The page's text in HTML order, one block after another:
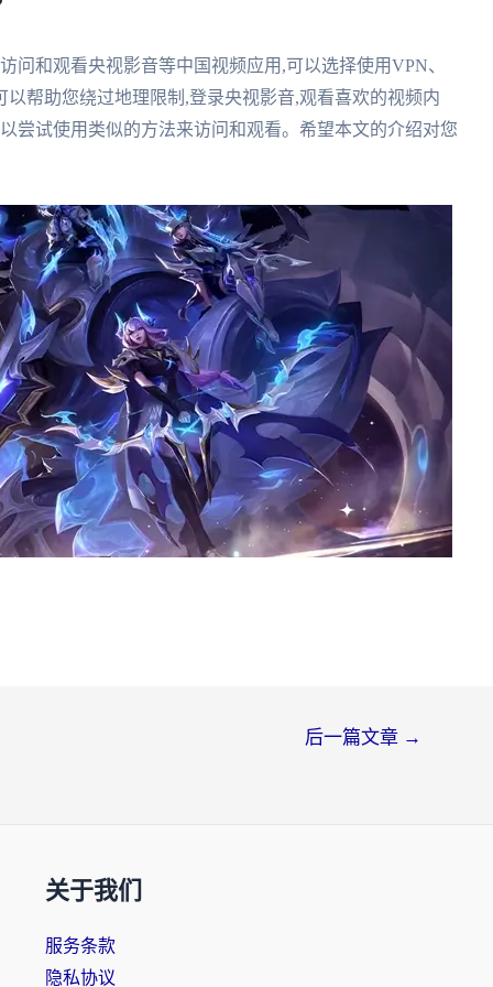
问和观看央视影音等中国视频应用,可以选择使用VPN、
帮助您绕过地理限制,登录央视影音,观看喜欢的视频内
尝试使用类似的方法来访问和观看。希望本文的介绍对您
后一篇文章 →
关于我们
服务条款
隐私协议